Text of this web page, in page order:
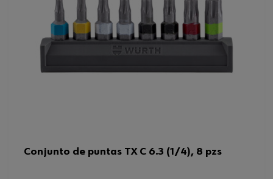
Conjunto de puntas TX C 6.3 (1/4), 8 pzs